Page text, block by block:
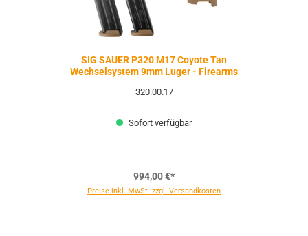
SIG SAUER P320 M17 Coyote Tan
Wechselsystem 9mm Luger - Firearms
320.00.17
Sofort verfügbar
994,00 €*
Preise inkl. MwSt. zzgl. Versandkosten